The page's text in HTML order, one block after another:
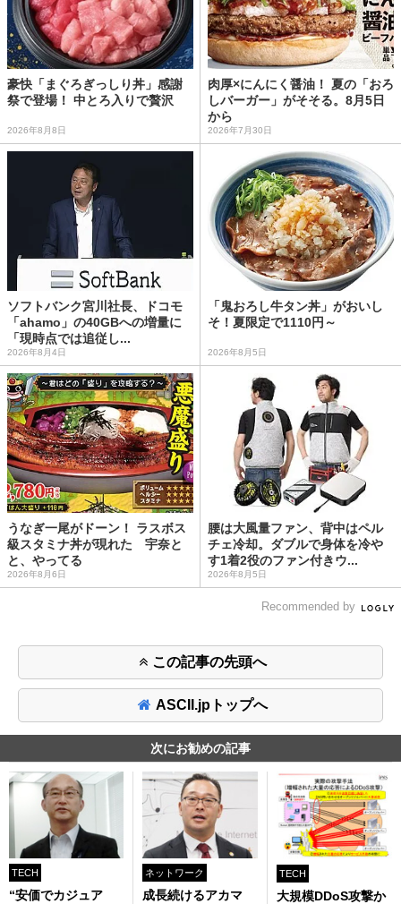
豪快「まぐろぎっしり丼」感謝
祭で登場！ 中とろ入りで贅沢
2026年8月8日
肉厚×にんにく醤油！ 夏の「おろ
しバーガー」がそそる。8月5日
から
2026年7月30日
ソフトバンク宮川社長、ドコモ
「ahamo」の40GBへの増量に
「現時点では追従し...
2026年8月4日
「鬼おろし牛タン丼」がおいし
そ！夏限定で1110円～
2026年8月5日
うなぎ一尾がドーン！ ラスボス
級スタミナ丼が現れた 宇奈と
と、やってる
2026年8月6日
腰は大風量ファン、背中はペル
チェ冷却。ダブルで身体を冷や
す1着2役のファン付きウ...
2026年8月5日
Recommended by
この記事の先頭へ
ASCII.jpトップへ
次にお勧めの記事
TECH
“安価でカジュア
ネットワーク
成長続けるアカマ
TECH
大規模DDoS攻撃か